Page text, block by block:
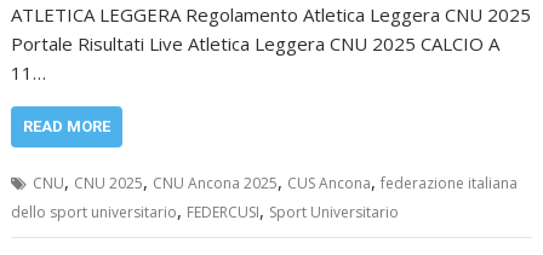
ATLETICA LEGGERA Regolamento Atletica Leggera CNU 2025
Portale Risultati Live Atletica Leggera CNU 2025 CALCIO A
11…
READ MORE
CNU, CNU 2025, CNU Ancona 2025, CUS Ancona,federazione italiana
dello sport universitario, FEDERCUSI, Sport Universitario